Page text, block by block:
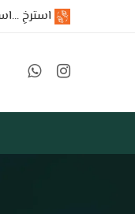
استرخِ